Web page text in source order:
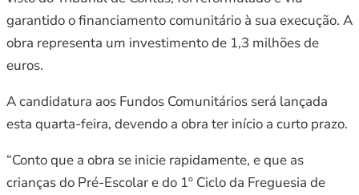
garantido o financiamento comunitário à sua execução. A
obra representa um investimento de 1,3 milhões de
euros.
A candidatura aos Fundos Comunitários será lançada
esta quarta-feira, devendo a obra ter início a curto prazo.
“Conto que a obra se inicie rapidamente, e que as
crianças do Pré-Escolar e do 1º Ciclo da Freguesia de